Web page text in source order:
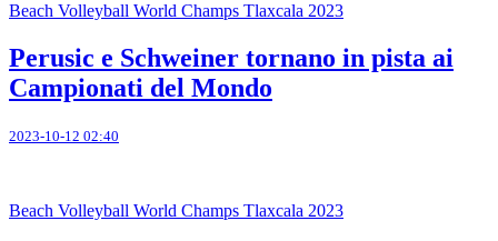
Beach Volleyball World Champs Tlaxcala 2023
Perusic e Schweiner tornano in pista ai
Campionati del Mondo
2023-10-12 02:40
Beach Volleyball World Champs Tlaxcala 2023